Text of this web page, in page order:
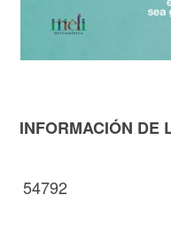
INFORMACIÓN DE
54792